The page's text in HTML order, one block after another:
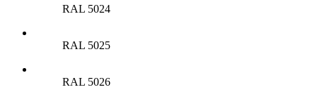
RAL 5024
RAL 5025
RAL 5026